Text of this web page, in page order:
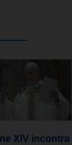
XIV